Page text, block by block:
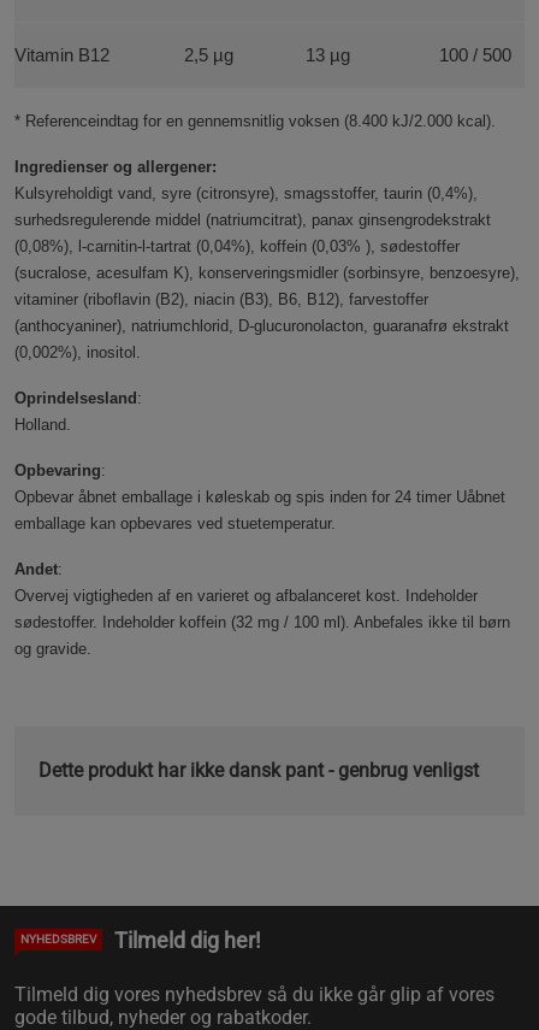
Vitamin B12 2,5 µg 13 µg 100 / 500
* Referenceindtag for en gennemsnitlig voksen (8.400 kJ/2.000 kcal).
Ingredienser og allergener:
Kulsyreholdigt vand, syre (citronsyre), smagsstoffer, taurin (0,4%),
surhedsregulerende middel (natriumcitrat), panax ginsengrodekstrakt
(0,08%), l-carnitin-l-tartrat (0,04%), koffein (0,03% ), sødestoffer
(sucralose, acesulfam K), konserveringsmidler (sorbinsyre, benzoesyre),
vitaminer (riboflavin (B2), niacin (B3), B6, B12), farvestoffer
(anthocyaniner), natriumchlorid, D-glucuronolacton, guaranafrø ekstrakt
(0,002%), inositol.
Oprindelsesland:
Holland.
Opbevaring:
Opbevar åbnet emballage i køleskab og spis inden for 24 timer Uåbnet
emballage kan opbevares ved stuetemperatur.
Andet:
Overvej vigtigheden af ​​en varieret og afbalanceret kost. Indeholder
sødestoffer. Indeholder koffein (32 mg / 100 ml). Anbefales ikke til børn
og gravide.
Dette produkt har ikke dansk pant - genbrug venligst
NYHEDSBREV Tilmeld dig her!
Tilmeld dig vores nyhedsbrev så du ikke går glip af vores
gode tilbud, nyheder og rabatkoder.